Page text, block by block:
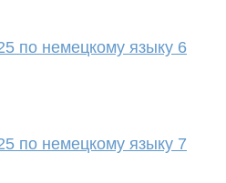
по немецкому языку 6
по немецкому языку 7